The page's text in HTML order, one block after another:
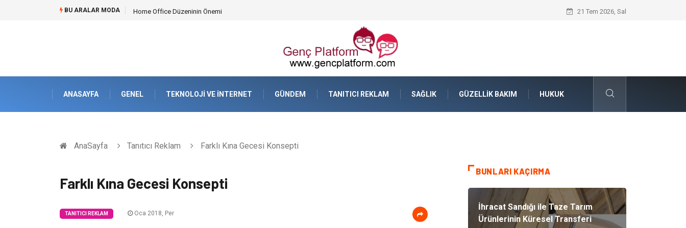
BU ARALAR MODA Home Office Düzeninin Önemi Konteyner Nakliye Fiyatları ve Küresel
21 Tem 2026, Sal
ANASAYFA GENEL TEKNOLOJI VE İNTERNET GÜNDEM TANITICI REKLAM SAĞLIK GÜZELLIK BAKIM HUKUK
AnaSayfa Tanıtıcı Reklam Farklı Kına Gecesi Konsepti
Farklı Kına Gecesi Konsepti
TANITICI REKLAM Oca 2018, Per
BUNLARI KAÇIRMA
İhracat Sandığı ile Taze Tarım
Ürünlerinin Küresel Transferi